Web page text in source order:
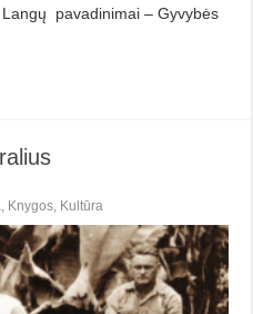
pavadinimai – Gyvybės
Knygos Kultūra